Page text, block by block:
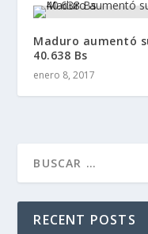
Maduro aumentó
40.638 Bs
enero 8, 2017
RECENT POSTS